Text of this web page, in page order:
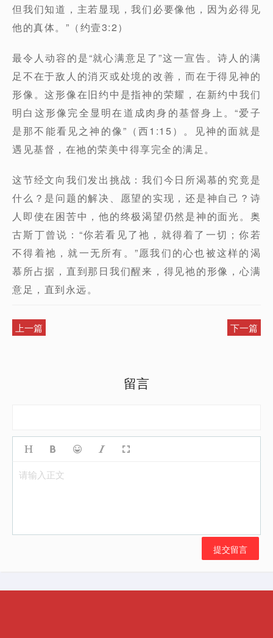
但我们知道，主若显现，我们必要像他，因为必得见
他的真体。”（约壹3:2）
最令人动容的是“就心满意足了”这一宣告。诗人的满
足不在于敌人的消灭或处境的改善，而在于得见神的
形像。这形像在旧约中是指神的荣耀，在新约中我们
明白这形像完全显明在道成肉身的基督身上。“爱子
是那不能看见之神的像”（西1:15）。见神的面就是
遇见基督，在祂的荣美中得享完全的满足。
这节经文向我们发出挑战：我们今日所渴慕的究竟是
什么？是问题的解决、愿望的实现，还是神自己？诗
人即使在困苦中，他的终极渴望仍然是神的面光。奥
古斯丁曾说：“你若看见了祂，就得着了一切；你若
不得着祂，就一无所有。”愿我们的心也被这样的渴
慕所占据，直到那日我们醒来，得见祂的形像，心满
意足，直到永远。
上一篇 下一篇
留言
请输入正文
提交留言